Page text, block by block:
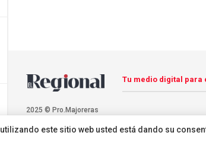
2025 © Pro.Majoreras
Tu medio digital
este sitio web usted está dando su